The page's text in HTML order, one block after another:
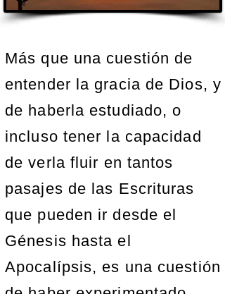
Más que una cuestión de
entender la gracia de Dios, y
de haberla estudiado, o
incluso tener la capacidad
de verla fluir en tantos
pasajes de las Escrituras
que pueden ir desde el
Génesis hasta el
Apocalípsis, es una cuestión